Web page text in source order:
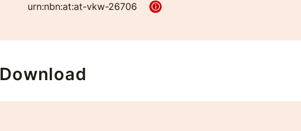
urn:nbn:at:at-vkw-26706
Download